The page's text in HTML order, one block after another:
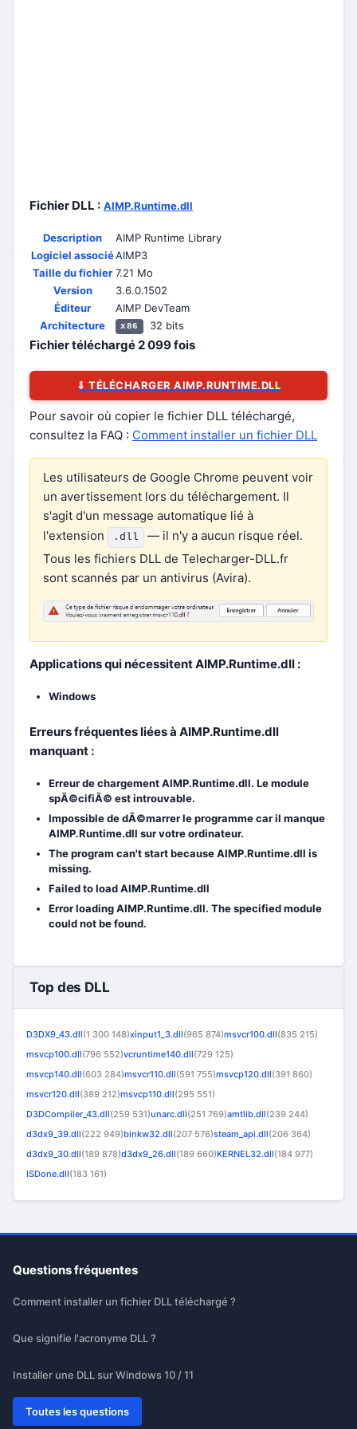
Fichier DLL : AIMP.Runtime.dll
Description
AIMP Runtime Library
Logiciel associéAIMP3
Taille du fichier 7.21 Mo
Version
3.6.0.1502
Éditeur
AIMP DevTeam
Architecture
x86 32 bits
Fichier téléchargé2 099fois
⇓ TÉLÉCHARGER AIMP.RUNTIME.DLL
Pour savoir où copier le fichier DLL téléchargé,
consultez la FAQ : Comment installer un fichier DLL
Les utilisateurs de Google Chrome peuvent voir
un avertissement lors du téléchargement. Il
s'agit d'un message automatique lié à
l'extension
.dll
— il n'y a aucun risque réel.
Tous les fichiers DLL de Telecharger-DLL.fr
sont scannés par un antivirus (Avira).
Applications qui nécessitent AIMP.Runtime.dll :
Windows
Erreurs fréquentes liées à AIMP.Runtime.dll
manquant :
Erreur de chargement AIMP.Runtime.dll. Le module
spÃ©cifiÃ© est introuvable.
Impossible de dÃ©marrer le programme car il manque
AIMP.Runtime.dll sur votre ordinateur.
The program can't start because AIMP.Runtime.dll is
missing.
Failed to load AIMP.Runtime.dll
Error loading AIMP.Runtime.dll. The specified module
could not be found.
Top des DLL
D3DX9_43.dll(1 300 148)xinput1_3.dll(965 874)msvcr100.dll(835 215)
msvcp100.dll(796 552)vcruntime140.dll(729 125)
msvcp140.dll(603 284)msvcr110.dll(591 755)msvcp120.dll(391 860)
msvcr120.dll(389 212)msvcp110.dll(295 551)
D3DCompiler_43.dll(259 531)unarc.dll(251 769)amtlib.dll(239 244)
d3dx9_39.dll(222 949)binkw32.dll(207 576)steam_api.dll(206 364)
d3dx9_30.dll(189 878)d3dx9_26.dll(189 660)KERNEL32.dll(184 977)
ISDone.dll(183 161)
Questions fréquentes
Comment installer un fichier DLL téléchargé ?
Que signifie l'acronyme DLL ?
Installer une DLL sur Windows 10 / 11
Toutes les questions